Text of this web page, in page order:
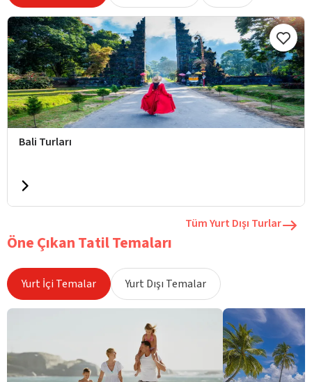
Bali Turları
Tüm Yurt Dışı Turlar
Öne Çıkan Tatil Temaları
Yurt İçi Temalar Yurt Dışı Temalar